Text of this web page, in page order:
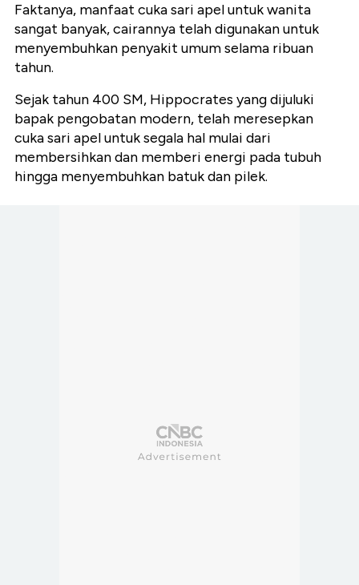
Faktanya, manfaat cuka sari apel untuk wanita
sangat banyak, cairannya telah digunakan untuk
menyembuhkan penyakit umum selama ribuan
tahun.
Sejak tahun 400 SM, Hippocrates yang dijuluki
bapak pengobatan modern, telah meresepkan
cuka sari apel untuk segala hal mulai dari
membersihkan dan memberi energi pada tubuh
hingga menyembuhkan batuk dan pilek.